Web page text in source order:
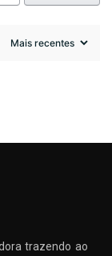
trazendo ao